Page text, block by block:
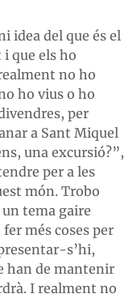
idea del que és el
que els ho
no ho
ho vius o ho
per
a Sant Miquel
una excursió?”,
per a les
món. Trobo
un tema gaire
més coses per
s’hi,
han de mantenir
I realment no